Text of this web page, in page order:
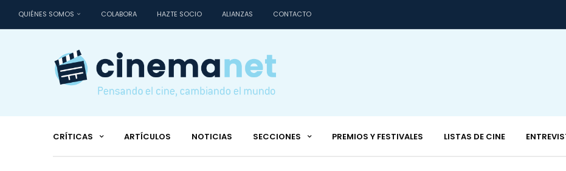
QUIÉNES SOMOS COLABORA HAZTE SOCIO ALIANZAS CONTACTO
CRÍTICAS ARTÍCULOS NOTICIAS SECCIONES PREMIOS Y FESTIVALES LISTAS DE CINE